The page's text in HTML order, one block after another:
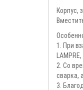
Корпус,
1. При
2. Со
сварка,
3.